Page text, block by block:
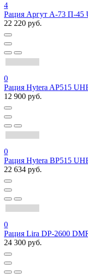
4
Рация Аргут А-73 П-45
22 220 руб.
0
Рация Hytera AP515
12 900 руб.
0
Рация Hytera BP515
22 634 руб.
0
Рация Lira DP-2600
24 300 руб.